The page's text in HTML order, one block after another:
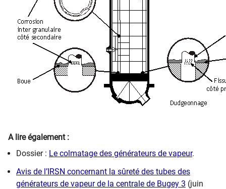
A lire également :
Dossier : Le colmatage des générateurs de vapeur.
Avis de l’IRSN concernant la sûreté des tubes des
générateurs de vapeur de la centrale de Bugey 3 (juin